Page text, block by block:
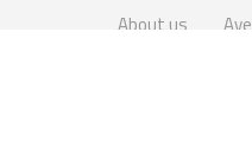
About us